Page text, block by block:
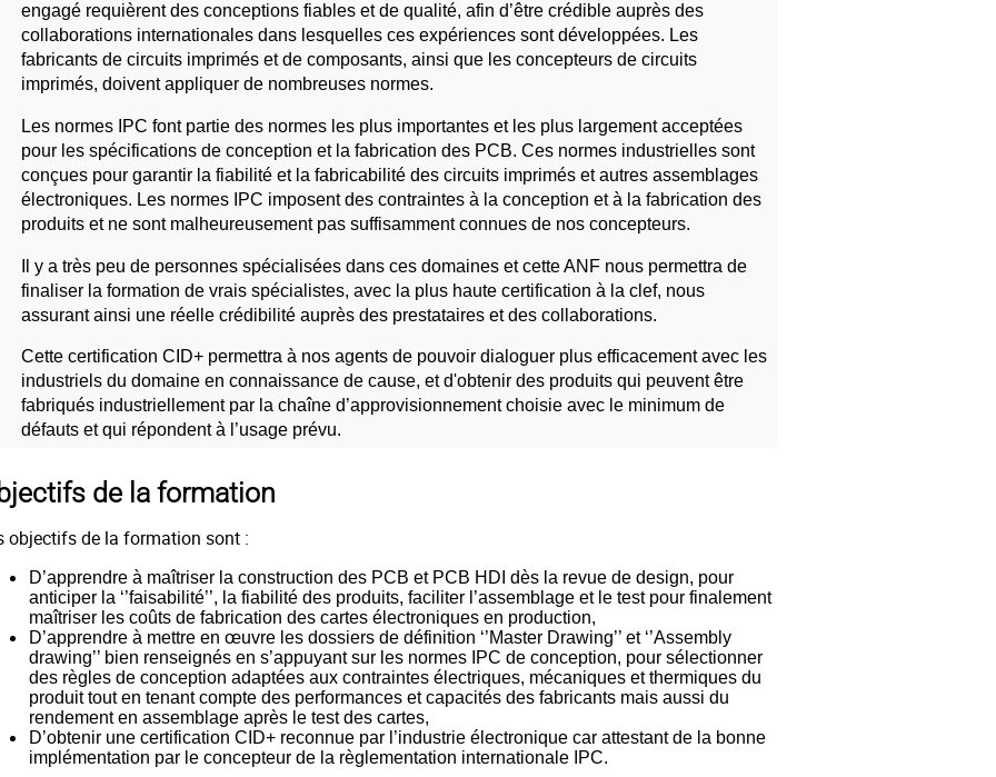
engagé requièrent des conceptions fiables et de qualité, afin d’être crédible auprès des
collaborations internationales dans lesquelles ces expériences sont développées. Les
fabricants de circuits imprimés et de composants, ainsi que les concepteurs de circuits
imprimés, doivent appliquer de nombreuses normes.
Les normes IPC font partie des normes les plus importantes et les plus largement acceptées
pour les spécifications de conception et la fabrication des PCB. Ces normes industrielles sont
conçues pour garantir la fiabilité et la fabricabilité des circuits imprimés et autres assemblages
électroniques. Les normes IPC imposent des contraintes à la conception et à la fabrication des
produits et ne sont malheureusement pas suffisamment connues de nos concepteurs.
Il y a très peu de personnes spécialisées dans ces domaines et cette ANF nous permettra de
finaliser la formation de vrais spécialistes, avec la plus haute certification à la clef, nous
assurant ainsi une réelle crédibilité auprès des prestataires et des collaborations.
Cette certification CID+ permettra à nos agents de pouvoir dialoguer plus efficacement avec les
industriels du domaine en connaissance de cause, et d'obtenir des produits qui peuvent être
fabriqués industriellement par la chaîne d’approvisionnement choisie avec le minimum de
défauts et qui répondent à l’usage prévu.
de la formation
objectifs de la formation sont :
D’apprendre à maîtriser la construction des PCB et PCB HDI dès la revue de design, pour
anticiper la ‘’faisabilité’’, la fiabilité des produits, faciliter l’assemblage et le test pour finalement
maîtriser les coûts de fabrication des cartes électroniques en production,
D’apprendre à mettre en œuvre les dossiers de définition ‘’Master Drawing’’ et ‘’Assembly
drawing’’ bien renseignés en s’appuyant sur les normes IPC de conception, pour sélectionner
des règles de conception adaptées aux contraintes électriques, mécaniques et thermiques du
produit tout en tenant compte des performances et capacités des fabricants mais aussi du
rendement en assemblage après le test des cartes,
D’obtenir une certification CID+ reconnue par l’industrie électronique car attestant de la bonne
implémentation par le concepteur de la règlementation internationale IPC.